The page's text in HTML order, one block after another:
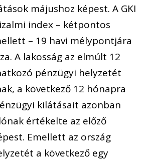
májushoz képest. A GKI
index – kétpontos
– 19 havi mélypontjára
A lakosság az elmúlt 12
pénzügyi helyzetét
a következő 12 hónapra
kilátásait azonban
értékelte az előző
Emellett az ország
a következő egy